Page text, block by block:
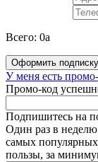
Всего: 0a
Оформить
У меня есть
Промо-код
Подпишитесь на
Один раз в
самых
пользы, за